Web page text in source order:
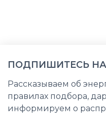
ПОДПИШИТЕСЬ
Рассказываем об
правилах подбора,
информируем о